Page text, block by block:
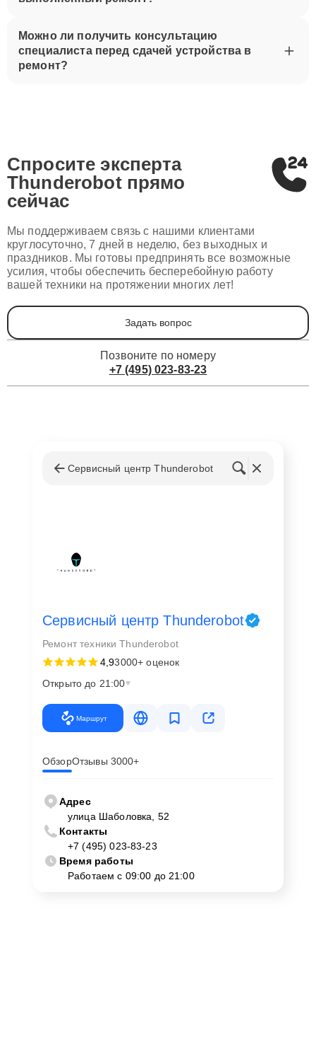
Можно ли получить консультацию
специалиста перед сдачей устройства в
ремонт?
Спросите эксперта
Thunderobot прямо
сейчас
Мы поддерживаем связь с нашими клиентами
круглосуточно, 7 дней в неделю, без выходных и
праздников. Мы готовы предпринять все возможные
усилия, чтобы обеспечить бесперебойную работу
вашей техники на протяжении многих лет!
Задать вопрос
Позвоните по номеру
+7 (495) 023-83-23
Сервисный центр Thunderobot
Сервисный центр Thunderobot
Ремонт техники Thunderobot
4,93000+ оценок
Открыто до 21:00
Маршрут
ОбзорОтзывы 3000+
Адрес
улица Шаболовка, 52
Контакты
+7 (495) 023-83-23
Время работы
Работаем с 09:00 до 21:00